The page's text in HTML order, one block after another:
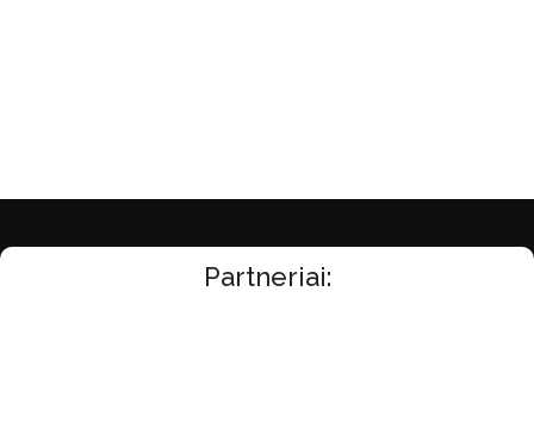
Partneriai: